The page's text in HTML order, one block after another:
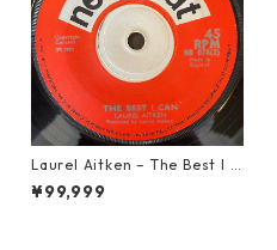
Laurel Aitken ‎– The Best I C
an【7-22012】
¥99,999